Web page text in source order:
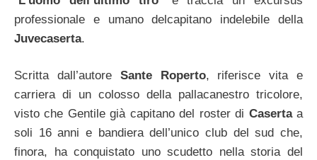
professionale e umano delcapitano indelebile della
Juvecaserta.
Scritta dall’autore Sante Roperto, riferisce vita e
carriera di un colosso della pallacanestro tricolore,
visto che Gentile già capitano del roster di Casertaa
soli 16 anni e bandiera dell’unico club del sud che,
finora, ha conquistato uno scudetto nella storia del